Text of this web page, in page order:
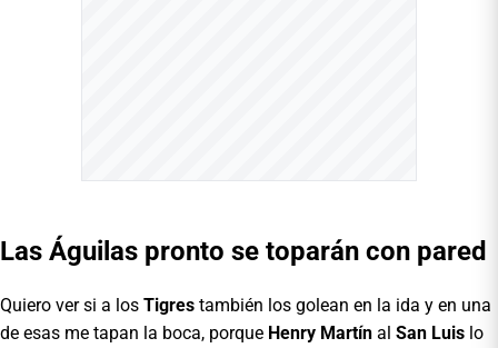
Las Águilas pronto se toparán con pared
Quiero ver si a los Tigres también los golean en la ida y en una
de esas me tapan la boca, porque Henry Martín al San Luis lo